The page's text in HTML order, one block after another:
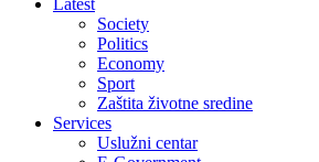
Latest
Society
Politics
Economy
Sport
Zaštita životne sredine
Services
Uslužni centar